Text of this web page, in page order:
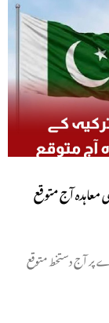
آج متوقع
پر آج دستخط متوقع